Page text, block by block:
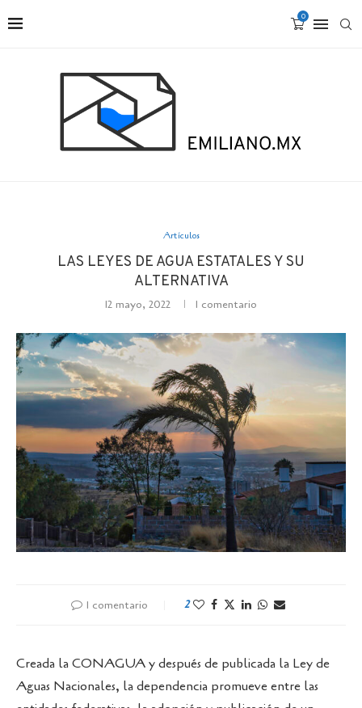
0
Artículos
LAS LEYES DE AGUA ESTATALES Y SU
ALTERNATIVA
12 mayo, 2022 1 comentario
1 comentario 2
Creada la CONAGUA y después de publicada la Ley de
Aguas Nacionales, la dependencia promueve entre las